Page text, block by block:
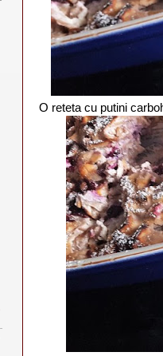
O reteta cu putini